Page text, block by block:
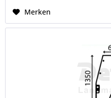
Merken